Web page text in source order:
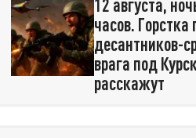
12 августа,
часов. Горстка
десантников-
врага под
расскажут